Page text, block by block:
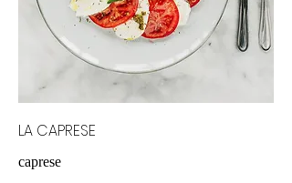
LA CAPRESE
caprese